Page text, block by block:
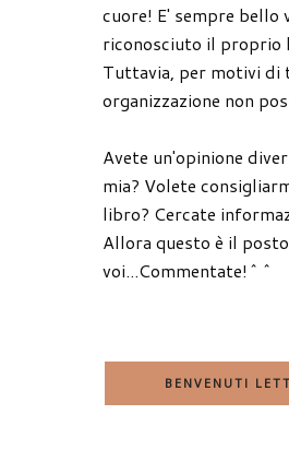
cuore! E' sempre bello
riconosciuto il proprio
Tuttavia, per motivi di
organizzazione non
Avete un'opinione
mia? Volete
libro? Cercate
Allora questo è il
voi...Commentate!^^
BENVENUTI